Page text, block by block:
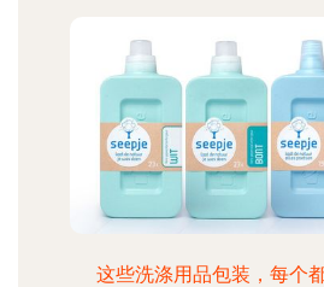
这些洗涤用品包装，每个